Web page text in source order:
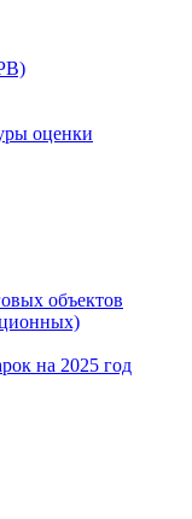
оценки
объектов
на 2025 год